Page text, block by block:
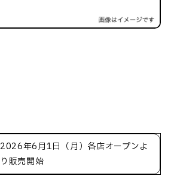
2026年6月1日（月）各店オープンよ
り販売開始